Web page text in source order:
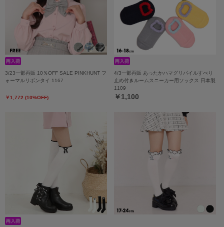
3/23一部再販 10％OFF SALE PINKHUNT フ
ォーマルリボンタイ 1167
￥1,772 (10%OFF)
4/3一部再販 あったかハマグリパイルすべり
止め付きルームスニーカー用ソックス 日本製
1109
￥1,100